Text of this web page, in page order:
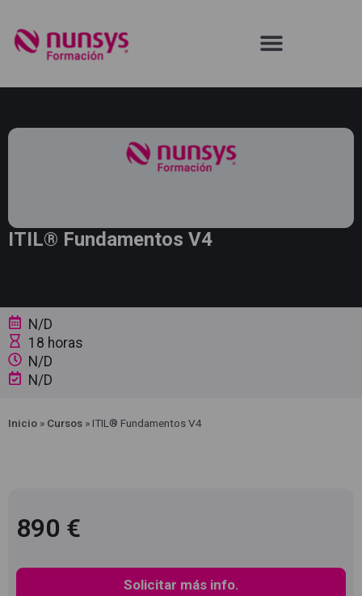
ITIL® Fundamentos V4
N/D
18 horas
N/D
N/D
Inicio » Cursos » ITIL® Fundamentos V4
890 €
Solicitar más info.